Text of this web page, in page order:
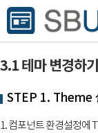
3.1 테마 변경하기
STEP 1. Theme
1. 컴포넌트 환경설정에